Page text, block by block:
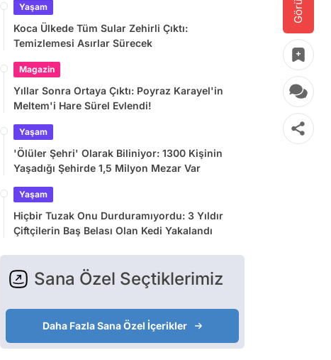
Yaşam
Koca Ülkede Tüm Sular Zehirli Çıktı:
Temizlemesi Asırlar Sürecek
Magazin
Yıllar Sonra Ortaya Çıktı: Poyraz Karayel'in
Meltem'i Hare Sürel Evlendi!
Yaşam
'Ölüler Şehri' Olarak Biliniyor: 1300 Kişinin
Yaşadığı Şehirde 1,5 Milyon Mezar Var
Yaşam
Hiçbir Tuzak Onu Durduramıyordu: 3 Yıldır
Çiftçilerin Baş Belası Olan Kedi Yakalandı
Sana Özel Seçtiklerimiz
Daha Fazla Sana Özel İçerikler